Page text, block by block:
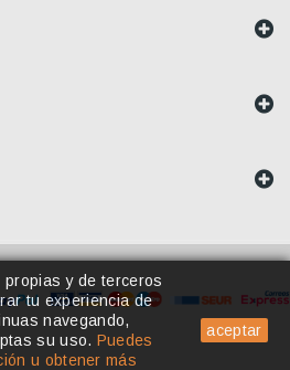
y de terceros
tu experiencia de
navegando,
su uso. Puedes
u obtener más
aceptar